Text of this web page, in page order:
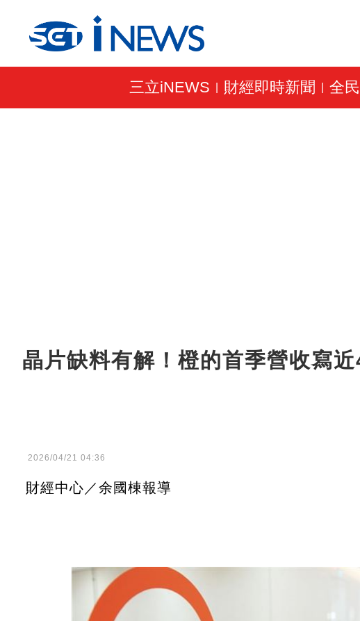
三立iNEWS 財經即時新聞 全
晶片缺料有解！橙的首季營收寫
2026/04/21 04:36
財經中心／余國棟報導